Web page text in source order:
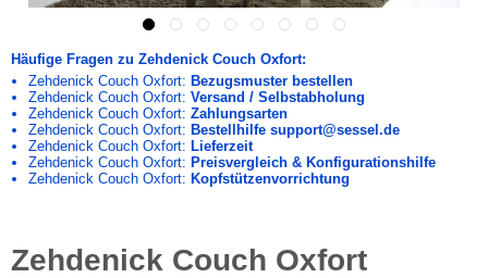
Häufige Fragen zu Zehdenick Couch Oxfort:
Zehdenick Couch Oxfort: Bezugsmuster bestellen
Zehdenick Couch Oxfort: Versand / Selbstabholung
Zehdenick Couch Oxfort: Zahlungsarten
Zehdenick Couch Oxfort: Bestellhilfe support@sessel.de
Zehdenick Couch Oxfort: Lieferzeit
Zehdenick Couch Oxfort: Preisvergleich & Konfigurationshilfe
Zehdenick Couch Oxfort: Kopfstützenvorrichtung
Zehdenick Couch Oxfort